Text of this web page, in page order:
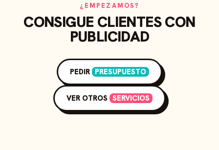
¿EMPEZAMOS?
CONSIGUE CLIENTES CON
PUBLICIDAD
PEDIR PRESUPUESTO
VER OTROS SERVICIOS